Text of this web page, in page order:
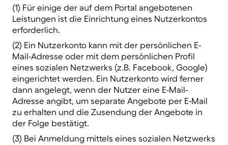
(1) Für einige der auf dem Portal angebotenen
Leistungen ist die Einrichtung eines Nutzerkontos
erforderlich.
(2) Ein Nutzerkonto kann mit der persönlichen E-
Mail-Adresse oder mit dem persönlichen Profil
eines sozialen Netzwerks (z.B. Facebook, Google)
eingerichtet werden. Ein Nutzerkonto wird ferner
dann angelegt, wenn der Nutzer eine E-Mail-
Adresse angibt, um separate Angebote per E-Mail
zu erhalten und die Zusendung der Angebote in
der Folge bestätigt.
(3) Bei Anmeldung mittels eines sozialen Netzwerks